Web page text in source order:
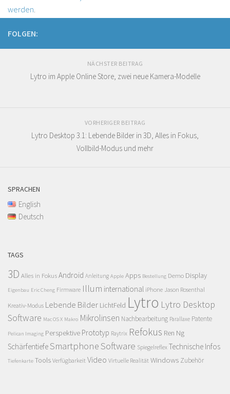
werden.
FOLGEN:
NÄCHSTER BEITRAG
Lytro im Apple Online Store, zwei neue Kamera-Modelle
VORHERIGER BEITRAG
Lytro Desktop 3.1: Lebende Bilder in 3D, Alles in Fokus,
Vollbild-Modus und mehr
SPRACHEN
English
Deutsch
TAGS
3D Alles in FokusAndroid Anleitung Apple Apps Bestellung Demo Display
Eigenbau Eric Cheng Firmware Illum international iPhone Jason Rosenthal
Kreativ-Modus Lebende Bilder LichtFeld Lytro Lytro Desktop
Software Mac OS X Makro Mikrolinsen Nachbearbeitung Parallaxe Patente
Pelican Imaging Perspektive Prototyp Raytrix Refokus Ren Ng
SchärfentiefeSmartphoneSoftware Spiegelreflex Technische Infos
Tiefenkarte Tools Verfügbarkeit Video Virtuelle Realität Windows Zubehör